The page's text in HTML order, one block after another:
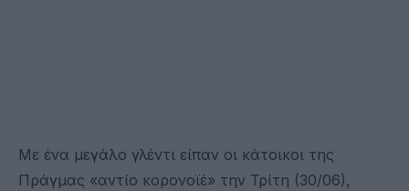
Με ένα μεγάλο γλέντι είπαν οι κάτοικοι της
Πράγμας «αντίο κορονοϊέ» την Τρίτη (30/06),